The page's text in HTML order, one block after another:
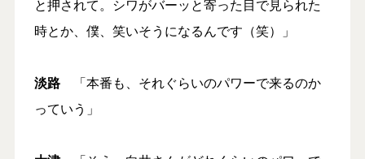
と押されて。シワがバーッと寄った目で見られた
時とか、僕、笑いそうになるんです（笑）」
淡路「本番も、それぐらいのパワーで来るのか
っていう」